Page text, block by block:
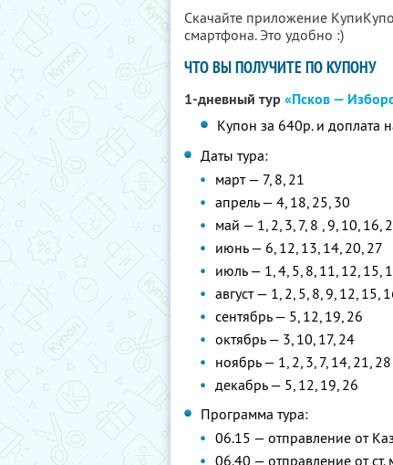
Скачайте приложение
смартфона. Это удобно :)
ЧТО ВЫ ПОЛУЧИТЕ ПО КУПОНУ
1-дневный тур «Псков —
Купон за 640р. и доплата
Даты тура:
март — 7, 8, 21
апрель — 4, 18, 25, 30
май — 1, 2, 3, 7, 8 , 9, 10, 16,
июнь — 6, 12, 13, 14, 20, 27
июль — 1, 4, 5, 8, 11, 12, 15,
август — 1, 2, 5, 8, 9, 12, 15,
сентябрь — 5, 12, 19, 26
октябрь — 3, 10, 17, 24
ноябрь — 1, 2, 3, 7, 14, 21, 28
декабрь — 5, 12, 19, 26
Программа тура:
06.15 — отправление от
06.40 — отправление от ст.